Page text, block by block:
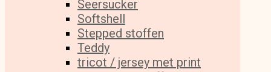
Seersucker
Softshell
Stepped stoffen
Teddy
tricot / jersey met print